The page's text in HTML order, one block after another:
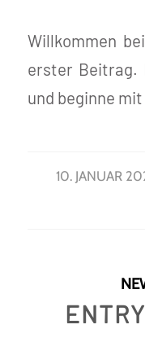
Willkommen
erster Beitrag.
und beginne
10. JANUAR
/